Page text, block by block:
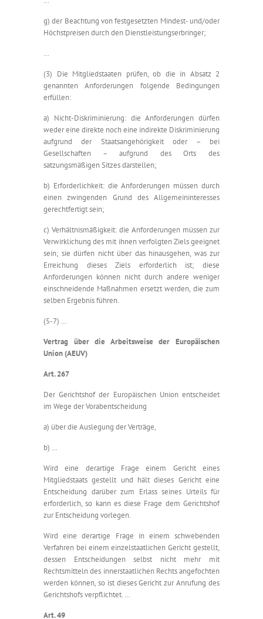
g) der Beachtung von festgesetzten Mindest- und/oder
Höchstpreisen durch den Dienstleistungserbringer;
…
(3) Die Mitgliedstaaten prüfen, ob die in Absatz 2
genannten Anforderungen folgende Bedingungen
erfüllen:
a) Nicht-Diskriminierung: die Anforderungen dürfen
weder eine direkte noch eine indirekte Diskriminierung
aufgrund der Staatsangehörigkeit oder – bei
Gesellschaften – aufgrund des Orts des
satzungsmäßigen Sitzes darstellen;
b) Erforderlichkeit: die Anforderungen müssen durch
einen zwingenden Grund des Allgemeininteresses
gerechtfertigt sein;
c) Verhältnismäßigkeit: die Anforderungen müssen zur
Verwirklichung des mit ihnen verfolgten Ziels geeignet
sein; sie dürfen nicht über das hinausgehen, was zur
Erreichung dieses Ziels erforderlich ist; diese
Anforderungen können nicht durch andere weniger
einschneidende Maßnahmen ersetzt werden, die zum
selben Ergebnis führen.
(5-7) …
Vertrag über die Arbeitsweise der Europäischen
Union (AEUV)
Art. 267
Der Gerichtshof der Europäischen Union entscheidet
im Wege der Vorabentscheidung
a) über die Auslegung der Verträge,
b) …
Wird eine derartige Frage einem Gericht eines
Mitgliedstaats gestellt und hält dieses Gericht eine
Entscheidung darüber zum Erlass seines Urteils für
erforderlich, so kann es diese Frage dem Gerichtshof
zur Entscheidung vorlegen.
Wird eine derartige Frage in einem schwebenden
Verfahren bei einem einzelstaatlichen Gericht gestellt,
dessen Entscheidungen selbst nicht mehr mit
Rechtsmitteln des innerstaatlichen Rechts angefochten
werden können, so ist dieses Gericht zur Anrufung des
Gerichtshofs verpflichtet. …
Art. 49